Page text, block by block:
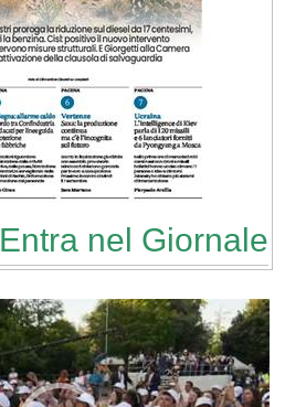
Entra nel Giornale